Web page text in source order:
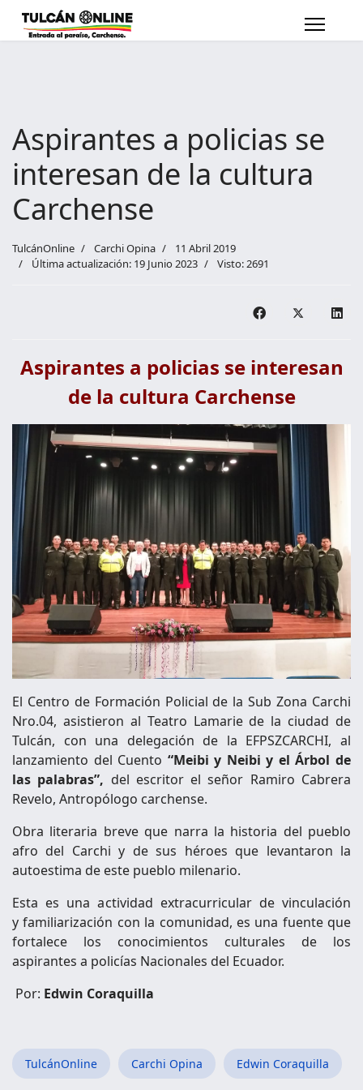
Aspirantes a policias se
interesan de la cultura
Carchense
TulcánOnline Carchi Opina
11 Abril 2019
Última actualización: 19 Junio 2023
Visto: 2691
Aspirantes a policias se interesan
de la cultura Carchense
El Centro de Formación Policial de la Sub Zona Carchi
Nro.04, asistieron al Teatro Lamarie de la ciudad de
Tulcán, con una delegación de la EFPSZCARCHI, al
lanzamiento del Cuento “Meibi y Neibi y el Árbol de
las palabras”, del escritor el señor Ramiro Cabrera
Revelo, Antropólogo carchense.
Obra literaria breve que narra la historia del pueblo
afro del Carchi y de sus héroes que levantaron la
autoestima de este pueblo milenario.
Esta es una actividad extracurricular de vinculación
y familiarización con la comunidad, es una fuente que
fortalece los conocimientos culturales de los
aspirantes a policías Nacionales del Ecuador.
Por: Edwin Coraquilla
TulcánOnline Carchi Opina Edwin Coraquilla